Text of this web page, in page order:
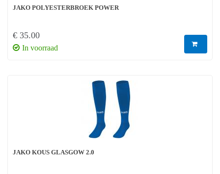
JAKO POLYESTERBROEK POWER
€ 35.00
In voorraad
JAKO KOUS GLASGOW 2.0